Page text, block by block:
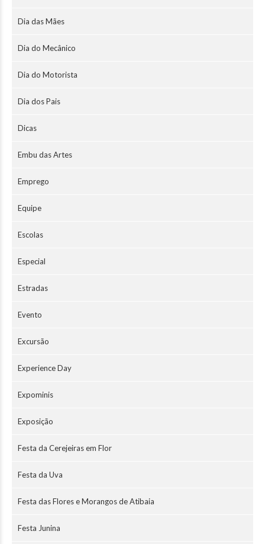
Dia das Mães
Dia do Mecânico
Dia do Motorista
Dia dos Pais
Dicas
Embu das Artes
Emprego
Equipe
Escolas
Especial
Estradas
Evento
Excursão
Experience Day
Expominis
Exposição
Festa da Cerejeiras em Flor
Festa da Uva
Festa das Flores e Morangos de Atibaia
Festa Junina